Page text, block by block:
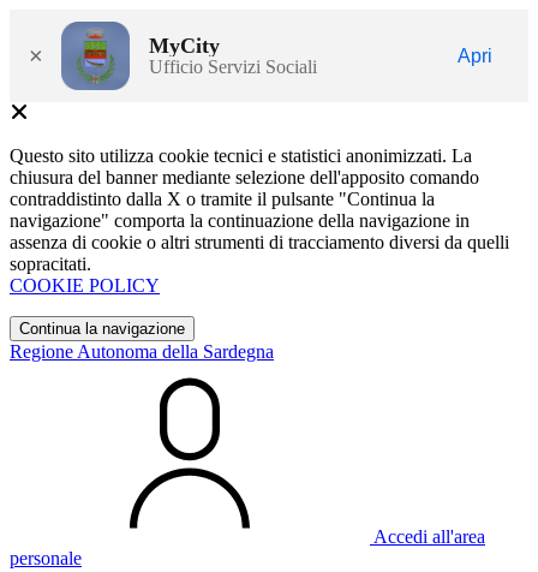
× MyCity
Ufficio Servizi Sociali
Apri
Questo sito utilizza cookie tecnici e statistici anonimizzati. La
chiusura del banner mediante selezione dell'apposito comando
contraddistinto dalla X o tramite il pulsante "Continua la
navigazione" comporta la continuazione della navigazione in
assenza di cookie o altri strumenti di tracciamento diversi da quelli
sopracitati.
COOKIE POLICY
Continua la navigazione
Regione Autonoma della Sardegna
Accedi all'area
personale